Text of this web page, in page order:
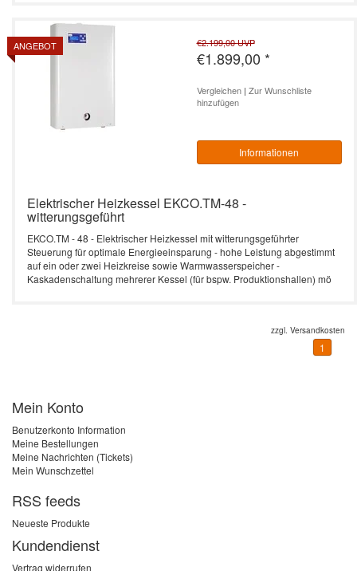
ANGEBOT €2.199,00UVP
€1.899,00 *
Vergleichen| Zur Wunschliste
hinzufügen
Informationen
Elektrischer Heizkessel EKCO.TM-48 -
witterungsgeführt
EKCO.TM - 48 - Elektrischer Heizkessel mit witterungsgeführter
Steuerung für optimale Energieeinsparung - hohe Leistung abgestimmt
auf ein oder zwei Heizkreise sowie Warmwasserspeicher -
Kaskadenschaltung mehrerer Kessel (für bspw. Produktionshallen) mö
zzgl. Versandkosten
1
Mein Konto
Benutzerkonto Information
Meine Bestellungen
Meine Nachrichten (Tickets)
Mein Wunschzettel
RSS feeds
Neueste Produkte
Kundendienst
Vertrag widerrufen